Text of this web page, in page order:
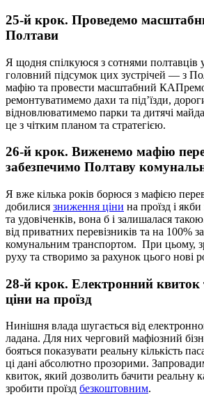
25-й крок. Проведемо
Полтави
Я щодня спілкуюся з сотнями полтавців
головний підсумок цих зустрічей — з
мафію та провести масштабний
ремонтуватимемо дахи та під’їзди,
відновлюватимемо парки та дитячі
це з чітким планом та стратегією.
26-й крок. Виженемо мафію
забезпечимо Полтаву
Я вже кілька років борюся з мафією
добилися зниження ціни на проїзд і
та удовіченків, вона б і залишалася
від приватних перевізників та на 100%
комунальним транспортом. При цьому,
руху та створимо за рахунок цього нові
28-й крок. Електронний квиток
ціни на проїзд
Нинішня влада шугається від
ладана. Для них черговий мафіозний
бояться показувати реальну кількість
ці дані абсолютно прозорими.
квиток, який дозволить бачити реальну
зробити проїзд безкоштовним.